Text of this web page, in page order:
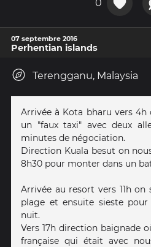
0
07 septembre 2016
Perhentian islands
Terengganu, Malaysia
Arrivée à Kota bharu vers
un "faux taxi" avec deux
minutes de négociation.
Direction Kuala besut on
8h30 pour monter dans un
Arrivée au resort vers 11h
plage et ensuite sieste
nuit.
Vers 17h direction baignade
française qui était avec